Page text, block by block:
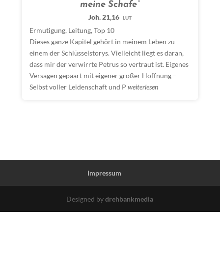
meine Schafe“
Joh. 21,16 LUT
Ermutigung, Leitung, Top 10
Dieses ganze Kapitel gehört in meinem Leben zu
einem der Schlüsselstorys. Vielleicht liegt es daran,
dass mir der verwirrte Petrus so vertraut ist. Eigenes
Versagen gepaart mit eigener großer Hoffnung –
Selbst voller Leidenschaft und P weiterlesen
Impressum
Designed bydrehbankmedia